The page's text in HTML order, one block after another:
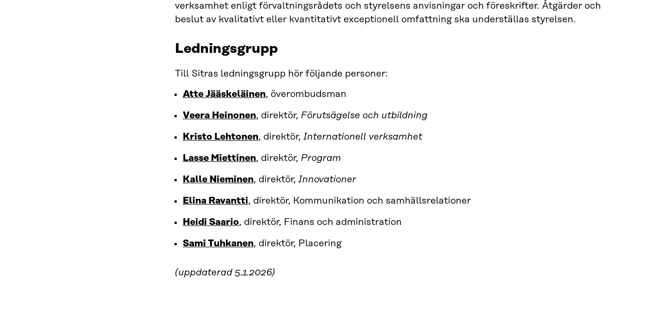
verksamhet enligt förvaltningsrådets och styrelsens anvisningar och föreskrifter. Åtgärder och
beslut av kvalitativt eller kvantitativt exceptionell omfattning ska underställas styrelsen.
Ledningsgrupp
Till Sitras ledningsgrupp hör följande personer:
Atte Jääskeläinen, överombudsman
Veera Heinonen, direktör, Förutsägelse och utbildning
Kristo Lehtonen, direktör, Internationell verksamhet
Lasse Miettinen, direktör, Program
Kalle Nieminen, direktör, Innovationer
Elina Ravantti, direktör, Kommunikation och samhällsrelationer
Heidi Saario, direktör, Finans och administration
Sami Tuhkanen, direktör, Placering
(uppdaterad 5.1.2026)